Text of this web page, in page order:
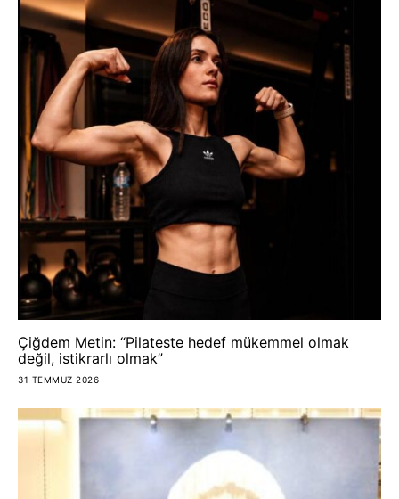
Çiğdem Metin: “Pilateste hedef mükemmel olmak
değil, istikrarlı olmak”
31 TEMMUZ 2026